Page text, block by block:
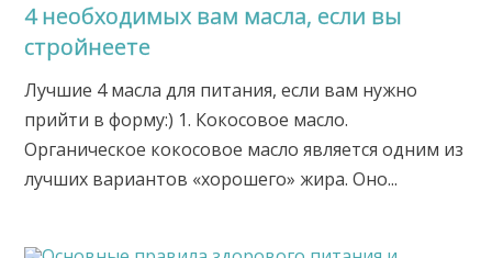
4 необходимых вам масла, если вы
стройнеете
Лучшие 4 масла для питания, если вам нужно
прийти в форму:) 1. Кокосовое масло.
Органическое кокосовое масло является одним из
лучших вариантов «хорошего» жира. Оно...